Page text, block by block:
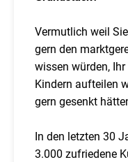
Vermutlich weil
gern den
wissen würden,
Kindern aufteilen
gern gesenkt
In den letzten 30
3.000 zufriedene